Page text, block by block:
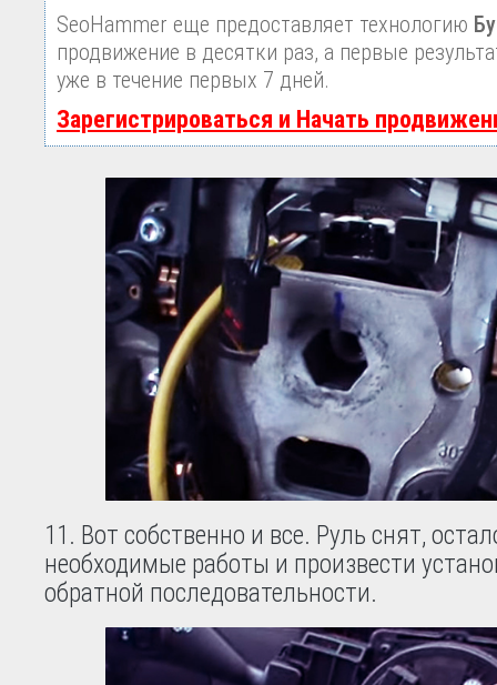
SeoHammer еще предоставляет технологию
продвижение в десятки раз, а первые
уже в течение первых 7 дней.
Зарегистрироваться и Начать
11. Вот собственно и все. Руль снят,
необходимые работы и произвести
обратной последовательности.